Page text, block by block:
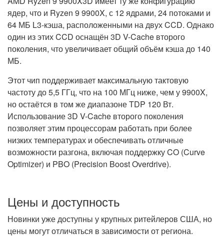
ядер, что и Ryzen 9 9900X, с 12 ядрами, 24 потоками и
64 МБ L3-кэша, расположенными на двух CCD. Однако
один из этих CCD оснащён 3D V-Cache второго
поколения, что увеличивает общий объём кэша до 140
МБ.
Этот чип поддерживает максимальную тактовую
частоту до 5,5 ГГц, что на 100 МГц ниже, чем у 9900X,
но остаётся в том же диапазоне TDP 120 Вт.
Использование 3D V-Cache второго поколения
позволяет этим процессорам работать при более
низких температурах и обеспечивать отличные
возможности разгона, включая поддержку CO (Curve
Optimizer) и PBO (Precision Boost Overdrive).
Цены и доступность
Новинки уже доступны у крупных ритейлеров США, но
цены могут отличаться в зависимости от региона.